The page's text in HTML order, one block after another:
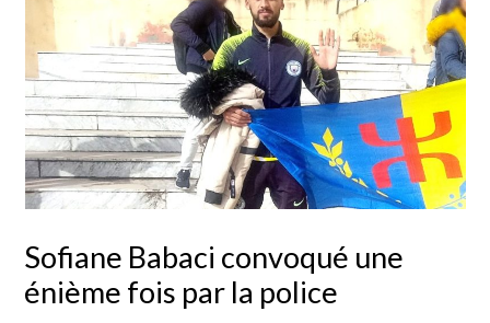
Sofiane Babaci convoqué une
énième fois par la police